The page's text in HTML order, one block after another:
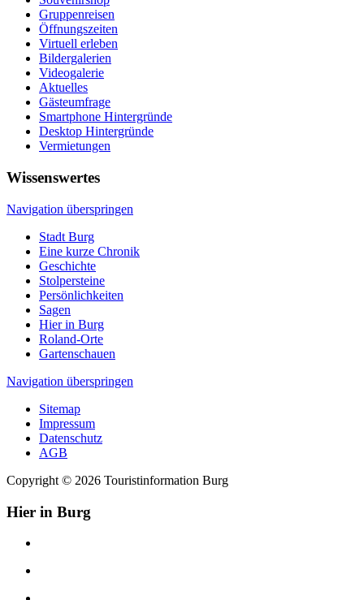
Gruppenreisen
Öffnungszeiten
Virtuell erleben
Bildergalerien
Videogalerie
Aktuelles
Gästeumfrage
Smartphone Hintergründe
Desktop Hintergründe
Vermietungen
Wissenswertes
Navigation überspringen
Stadt Burg
Eine kurze Chronik
Geschichte
Stolpersteine
Persönlichkeiten
Sagen
Hier in Burg
Roland-Orte
Gartenschauen
Navigation überspringen
Sitemap
Impressum
Datenschutz
AGB
Copyright © 2026 Touristinformation Burg
Hier in Burg